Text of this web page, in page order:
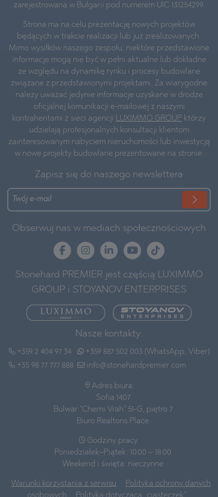
zarejestrowana w Bułgarii pod numerem UIC 131254299.
Strona ma na celu prezentację nowych projektów
będących w trakcie realizacji lub już zrealizowanych.
Mimo wysiłków naszego zespołu, niektóre przedstawione
informacje mogą nie być w pełni aktualne lub dokładne
ze względu na dynamikę rynku i procesy budowlane
związane z przedstawionymi projektami. Za wiarygodne
należy uważać jedynie informacje uzyskane w drodze
oficjalnej komunikacji e-mailowej z naszymi
kontrahentami z sieci agencji LUXIMMO GROUP którzy
udzielają profesjonalnych konsultacji klientom
zainteresowanym nabyciem nieruchomości lub inwestycją
w nowe projekty budowlane prezentowane na stronie.
Zapisz się do naszego newslettera
Obserwuj nas w mediach społecznościowych
Stonehard PREMIER jest częścią LUXIMMO
GROUP i STOYANOV ENTERPRISES
Nasze kontakty:
+359 2 404 97 34
+35 98 77 777 888
+359 887 502 003 (WhatsApp, Viber)
info@stonehardpremier.com
Adres biura:
Sofia 1407
Bulwar "Cherni Vrah" 51-G, piętro 7
Biuro Realtons Place
Godziny pracy:
Poniedziałek–Piątek: 10:00 – 18:00
Weekend i święta: nieczynne
Warunki korzystania z serwisu
Polityka ochrony danych